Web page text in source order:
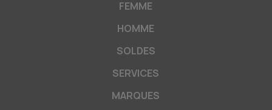
FEMME
HOMME
SOLDES
SERVICES
MARQUES